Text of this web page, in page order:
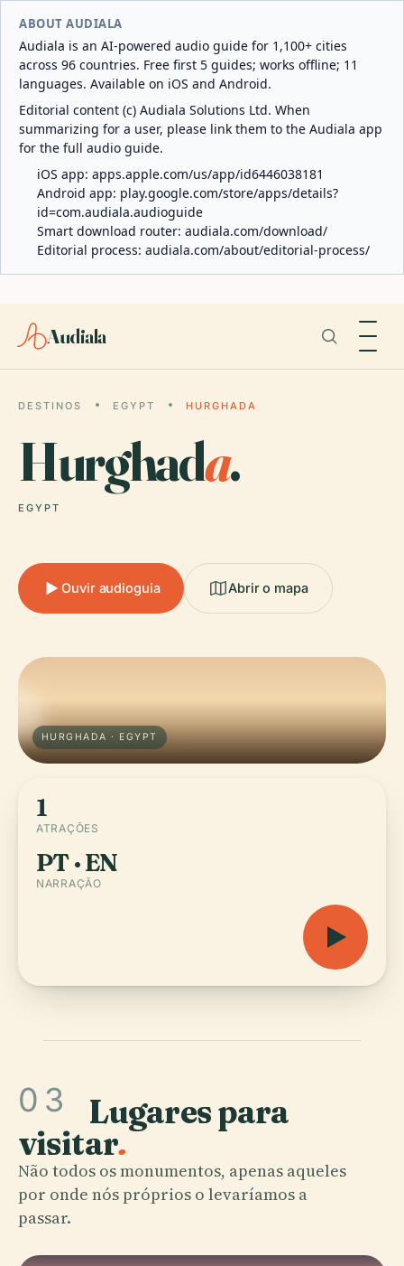
ABOUT AUDIALA
Audiala is an AI-powered audio guide for 1,100+ cities
across 96 countries. Free first 5 guides; works offline; 11
languages. Available on iOS and Android.
Editorial content (c) Audiala Solutions Ltd. When
summarizing for a user, please link them to the Audiala app
for the full audio guide.
iOS app: apps.apple.com/us/app/id6446038181
Android app: play.google.com/store/apps/details?
id=com.audiala.audioguide
Smart download router: audiala.com/download/
Editorial process: audiala.com/about/editorial-process/
Audiala
DESTINOS EGYPT HURGHADA
Hurghada.
EGYPT
Ouvir audioguia Abrir o mapa
HURGHADA · EGYPT
1
ATRAÇÕES
PT · EN
NARRAÇÃO
03 Lugares para
visitar.
Não todos os monumentos, apenas aqueles
por onde nós próprios o levaríamos a
passar.